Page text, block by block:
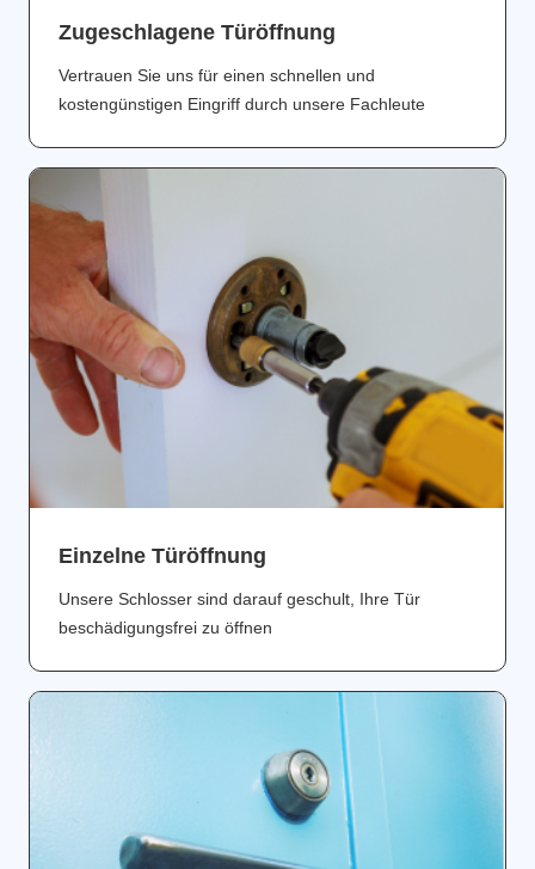
Zugeschlagene Türöffnung
Vertrauen Sie uns für einen schnellen und
kostengünstigen Eingriff durch unsere Fachleute
Einzelne Türöffnung
Unsere Schlosser sind darauf geschult, Ihre Tür
beschädigungsfrei zu öffnen